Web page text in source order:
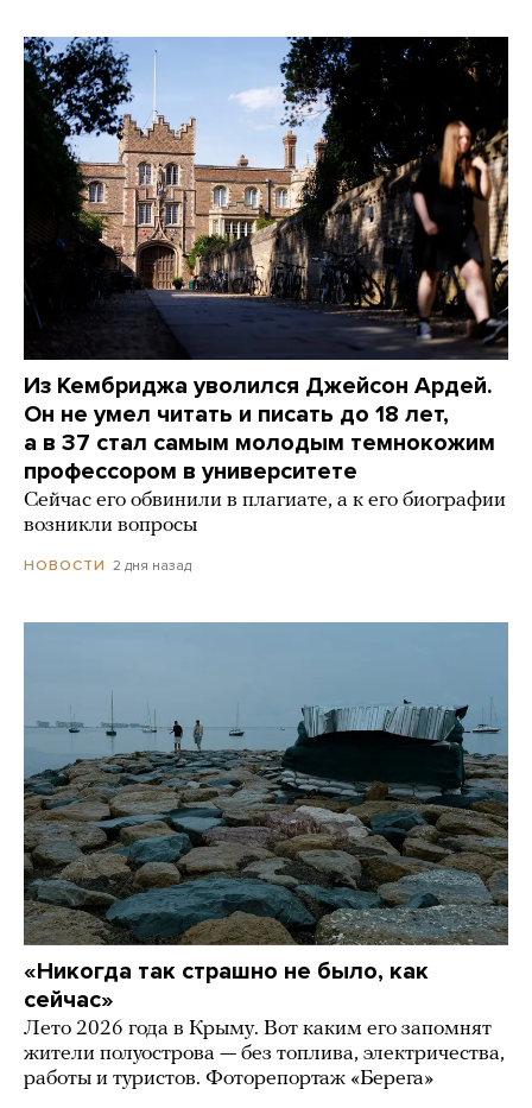
Из Кембриджа уволился Джейсон Ардей.
Он не умел читать и писать до 18 лет,
а в 37 стал самым молодым темнокожим
профессором в университете
Сейчас его обвинили в плагиате, а к его биографии
возникли вопросы
НОВОСТИ 2 дня назад
«Никогда так страшно не было, как
сейчас»
Лето 2026 года в Крыму. Вот каким его запомнят
жители полуострова — без топлива, электричества,
работы и туристов. Фоторепортаж «Берега»